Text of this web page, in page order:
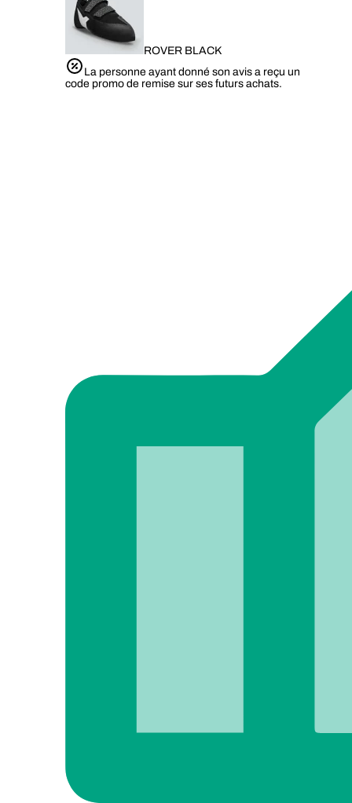
ROVER BLACK
La personne ayant donné son avis a reçu un
code promo de remise sur ses futurs achats.